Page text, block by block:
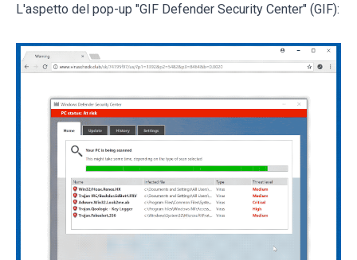
L'aspetto del pop-up "GIF Defender Security Center" (GIF):